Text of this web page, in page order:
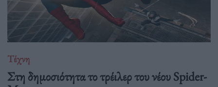
Τέχνη
Στη δημοσιότητα το τρέιλερ του νέου Spider-